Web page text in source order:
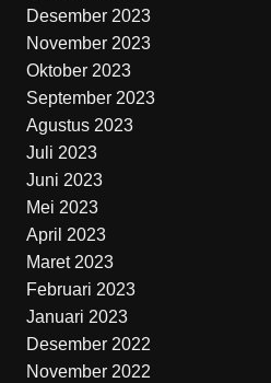
Desember 2023
November 2023
Oktober 2023
September 2023
Agustus 2023
Juli 2023
Juni 2023
Mei 2023
April 2023
Maret 2023
Februari 2023
Januari 2023
Desember 2022
November 2022